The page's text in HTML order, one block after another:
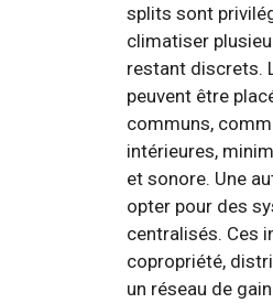
splits sont
climatiser
restant discrets.
peuvent être
communs,
intérieures,
et sonore. Une
opter pour des
centralisés. Ces
copropriété,
un réseau de